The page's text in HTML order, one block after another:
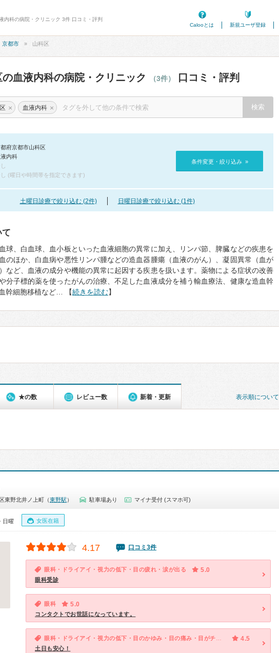
内科の病院・クリニック 3件 口コミ・評判
Calooとは
新規ユーザ登録
京都市 山科区
血液内科の病院・クリニック （3件） 口コミ・評判
× 血液内科 ×
府京都市山科区
液内科
し (曜日や時間帯を指定できます)
条件変更・絞り込み »
土曜日診療で絞り込む (2件) 日曜日診療で絞り込む (1件)
球、白血球、血小板といった血液細胞の異常に加え、リンパ節、脾臓などの疾患を
のほか、白血病や悪性リンパ腫などの造血器腫瘍（血液のがん）、凝固異常（血が
など、血液の成分や機能の異常に起因する疾患を扱います。薬物による症状の改善
分子標的薬を使ったがんの治療、不足した血液成分を補う輸血療法、健康な造血幹
幹細胞移植など… 【続きを読む】
表示順について
★の数 レビュー数 新着・更新
東野北井ノ上町（東野駅 ） 駐車場あり マイナ受付 (スマホ可)
日曜 女医在籍
4.17 口コミ3件
眼科・ドライアイ・視力の低下・目の疲れ・涙が出る 5.0
眼科受診
眼科 5.0
コンタクトでお世話になっています。
4.5
土日も安心！